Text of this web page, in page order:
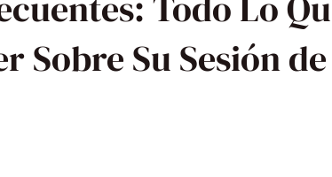
Sobre Su Sesión